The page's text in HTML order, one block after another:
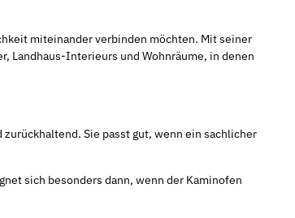
miteinander verbinden möchten. Mit seiner
Landhaus-Interieurs und Wohnräume, in denen
Sie passt gut, wenn ein sachlicher
sich besonders dann, wenn der Kaminofen